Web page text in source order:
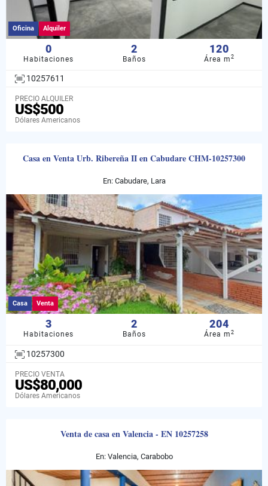
Oficina Alquiler
0
Habitaciones
2
Baños
120
Área m2
10257611
PRECIO ALQUILER
US$500
Dólares Americanos
Casa en Venta Urb. Ribereña II en Cabudare CHM-10257300
En: Cabudare, Lara
Casa Venta
3
Habitaciones
2
Baños
204
Área m2
10257300
PRECIO VENTA
US$80,000
Dólares Americanos
Venta de casa en Valencia - EN 10257258
En: Valencia, Carabobo